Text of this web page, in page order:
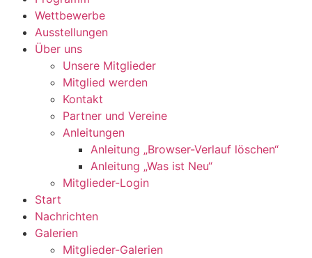
Wettbewerbe
Ausstellungen
Über uns
Unsere Mitglieder
Mitglied werden
Kontakt
Partner und Vereine
Anleitungen
Anleitung „Browser-Verlauf löschen“
Anleitung „Was ist Neu“
Mitglieder-Login
Start
Nachrichten
Galerien
Mitglieder-Galerien